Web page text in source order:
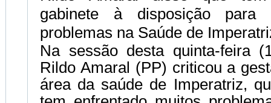
gabinete à disposição para
problemas na Saúde de
Na sessão desta quinta-feira
Rildo Amaral (PP) criticou a
área da saúde de Imperatriz,